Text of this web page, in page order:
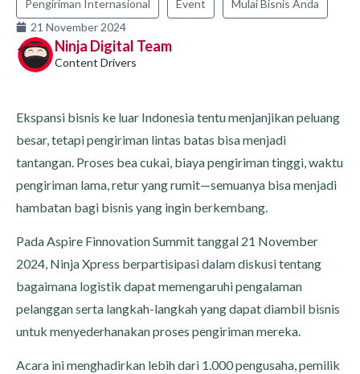
Pengiriman Internasional Event
Mulai Bisnis Anda
21 November 2024
Ninja Digital Team
Content Drivers
Ekspansi bisnis ke luar Indonesia tentu menjanjikan peluang
besar, tetapi pengiriman lintas batas bisa menjadi
tantangan. Proses bea cukai, biaya pengiriman tinggi, waktu
pengiriman lama, retur yang rumit—semuanya bisa menjadi
hambatan bagi bisnis yang ingin berkembang.
Pada Aspire Finnovation Summit tanggal 21 November
2024, Ninja Xpress berpartisipasi dalam diskusi tentang
bagaimana logistik dapat memengaruhi pengalaman
pelanggan serta langkah-langkah yang dapat diambil bisnis
untuk menyederhanakan proses pengiriman mereka.
Acara ini menghadirkan lebih dari 1.000 pengusaha, pemilik